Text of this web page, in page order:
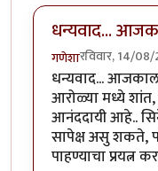
धन्यवाद...
गणेशारविवार, 14/
धन्यवाद... आजकाल
आरोळ्या मध्ये शांत,
आनंददायी आहे..
सापेक्ष असु शकते,
पाहण्याचा प्रयत्न